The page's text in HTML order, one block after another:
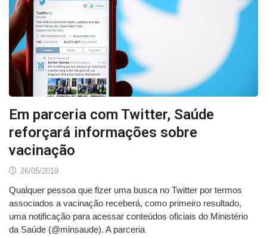
Em parceria com Twitter, Saúde
reforçará informações sobre
vacinação
26/05/2019
Qualquer pessoa que fizer uma busca no Twitter por termos
associados a vacinação receberá, como primeiro resultado,
uma notificação para acessar conteúdos oficiais do Ministério
da Saúde (@minsaude). A parceria